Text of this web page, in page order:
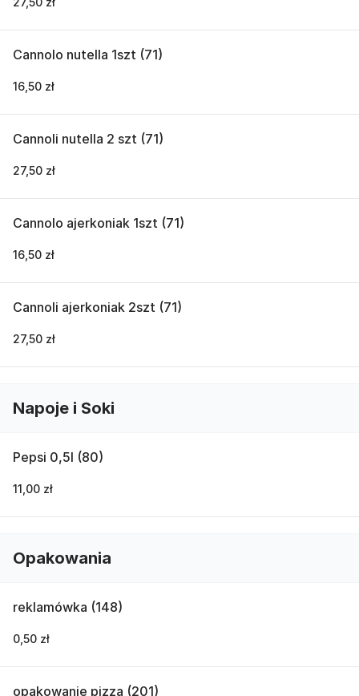
Cannolo nutella 1szt (71)
16,50 zł
Cannoli nutella 2 szt (71)
27,50 zł
Cannolo ajerkoniak 1szt (71)
16,50 zł
Cannoli ajerkoniak 2szt (71)
27,50 zł
Napoje i Soki
Pepsi 0,5l (80)
11,00 zł
Opakowania
reklamówka (148)
0,50 zł
opakowanie pizza (201)